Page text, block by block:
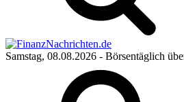
Samstag, 08.08.2026 - Börsentäglich